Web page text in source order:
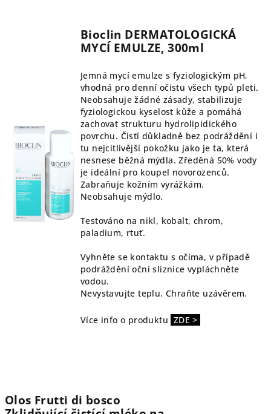
Bioclin DERMATOLOGICKÁ
MYCÍ EMULZE, 300ml
Jemná mycí emulze s fyziologickým pH,
vhodná pro denní očistu všech typů pleti.
Neobsahuje žádné zásady, stabilizuje
fyziologickou kyselost kůže a pomáhá
zachovat strukturu hydrolipidického
povrchu. Čistí důkladně bez podráždění i
tu nejcitlivější pokožku jako je ta, která
nesnese běžná mýdla. Zředěná 50% vody
je ideální pro koupel novorozenců.
Zabraňuje kožním vyrážkám.
Neobsahuje mýdlo.
Testováno na nikl, kobalt, chrom,
paladium, rtuť.
Vyhněte se kontaktu s očima, v případě
podráždění oční sliznice vypláchněte
vodou.
Nevystavujte teplu. Chraňte uzávěrem.
Více info o produktu ZDE >
Olos Frutti di bosco